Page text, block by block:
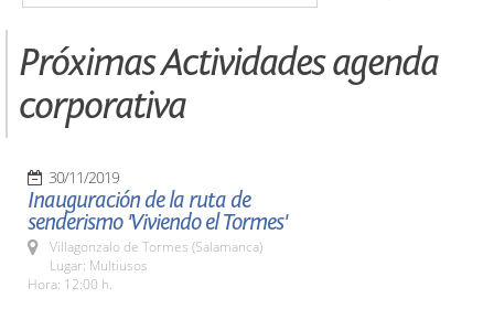
Próximas Actividades agenda
corporativa
30/11/2019
Inauguración de la ruta de
senderismo 'Viviendo el Tormes'
Villagonzalo de Tormes (Salamanca)
Lugar: Multiusos
Hora: 12:00 h.